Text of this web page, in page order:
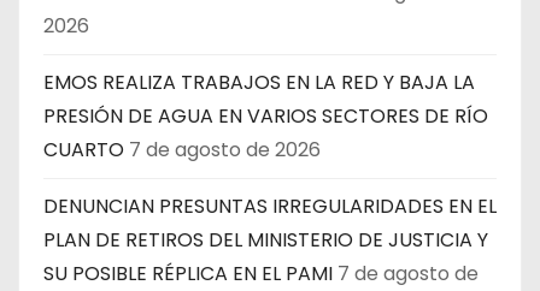
2026
EMOS REALIZA TRABAJOS EN LA RED Y BAJA LA
PRESIÓN DE AGUA EN VARIOS SECTORES DE RÍO
CUARTO 7 de agosto de 2026
DENUNCIAN PRESUNTAS IRREGULARIDADES EN EL
PLAN DE RETIROS DEL MINISTERIO DE JUSTICIA Y
SU POSIBLE RÉPLICA EN EL PAMI 7 de agosto de